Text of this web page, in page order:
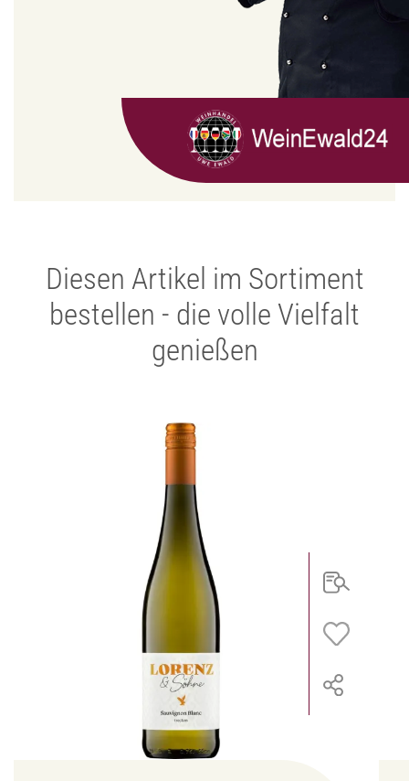
Diesen Artikel im Sortiment
bestellen - die volle Vielfalt
genießen